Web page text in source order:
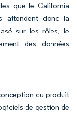
que le California
attendent donc la
sur les rôles, le
des données
du produit
de gestion de